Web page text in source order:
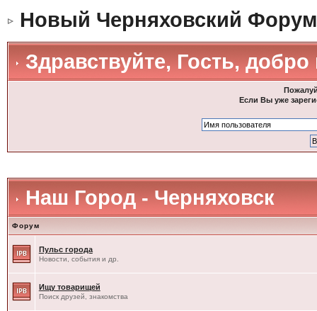
Новый Черняховский Форум
Здравствуйте, Гость,
Если Вы уже
Наш Город - Черняховск
Форум
Пульс города
Новости, события и др.
Ищу товарищей
Поиск друзей, знакомства